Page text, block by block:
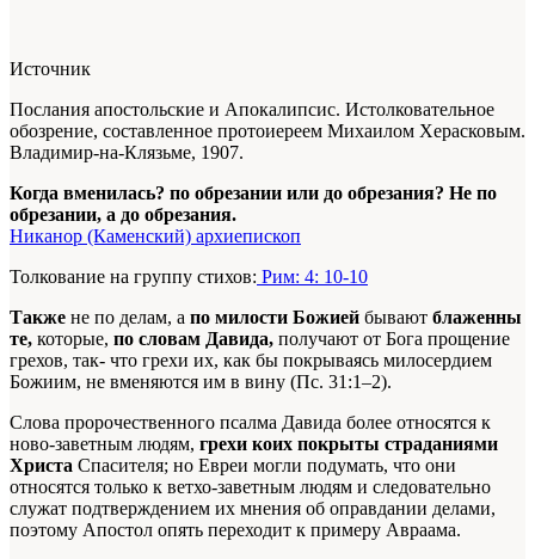
Источник
Послания апостольские и Апокалипсис. Истолковательное
обозрение, составленное протоиереем Михаилом Херасковым.
Владимир-на-Клязьме, 1907.
Когда вменилась? по обрезании или до обрезания? Не по
обрезании, а до обрезания.
Никанор (Каменский) архиепископ
Толкование на группу стихов: Рим: 4: 10-10
Также не по делам, а по милости Божией бывают блаженны
те, которые, по словам Давида, получают от Бога прощение
грехов, так- что грехи их, как бы покрываясь милосердием
Божиим, не вменяются им в вину (Пс. 31:1–2).
Слова пророчественного псалма Давида более относятся к
ново-заветным людям, грехи коих покрыты страданиями
Христа Спасителя; но Евреи могли подумать, что они
относятся только к ветхо-заветным людям и следовательно
служат подтверждением их мнения об оправдании делами,
поэтому Апостол опять переходит к примеру Авраама.